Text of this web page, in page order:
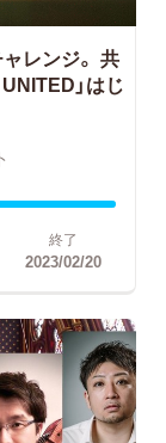
レンジ。 共
」はじ
終了
2023/02/20